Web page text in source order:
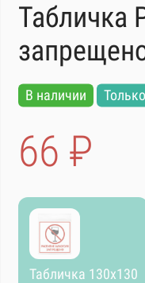
Табличка
В наличии
66 ₽
Табличка 130х130